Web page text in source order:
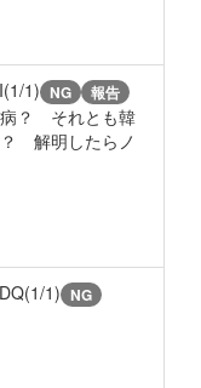
1) NG 報告
病？ それとも韓
解明したらノ
1) NG